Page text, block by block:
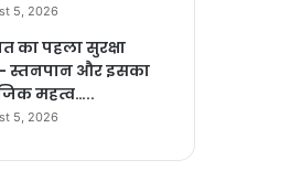
5, 2026
का पहला सुरक्षा
स्तनपान और इसका
महत्व…..
5, 2026